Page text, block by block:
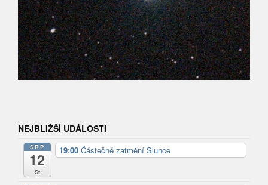
NEJBLIŽŠÍ UDÁLOSTI
SRP
12
St
19:00 Částečné zatmění Slunce